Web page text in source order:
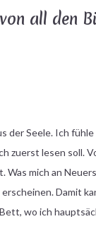
all den
der Seele. Ich
zuerst lesen soll.
mich an
Damit
wo ich